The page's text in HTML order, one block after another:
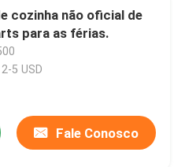
cozinha não oficial de
para as férias.
5 USD
Fale Conosco